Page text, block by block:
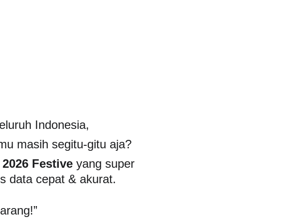
Indonesia,
masih segitu-gitu aja?
Festive yang super
data cepat & akurat.